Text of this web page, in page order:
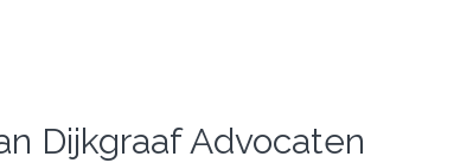
Dijkgraaf Advocaten